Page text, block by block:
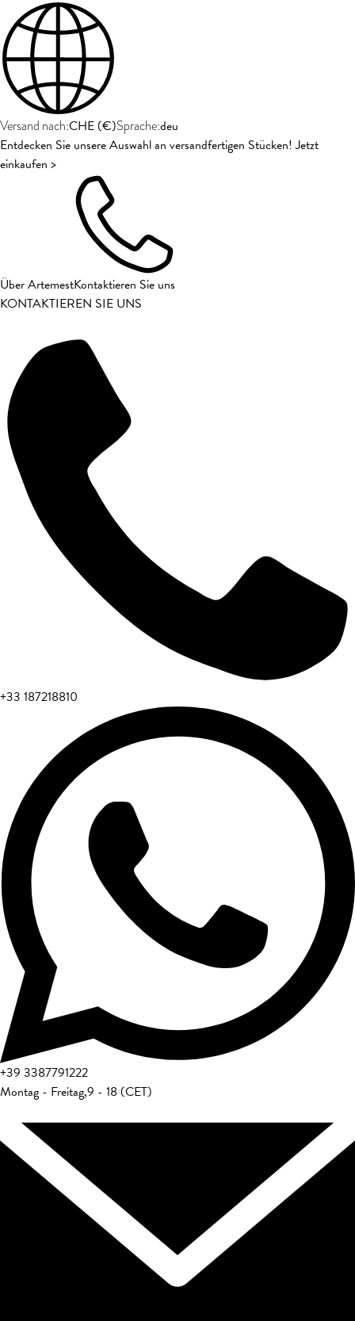
Versand nach:CHE (€)Sprache:deu
Entdecken Sie unsere Auswahl an versandfertigen Stücken! Jetzt
einkaufen >
Über ArtemestKontaktieren Sie uns
KONTAKTIEREN SIE UNS
+33 187218810
+39 3387791222
Montag - Freitag,9 - 18 (CET)